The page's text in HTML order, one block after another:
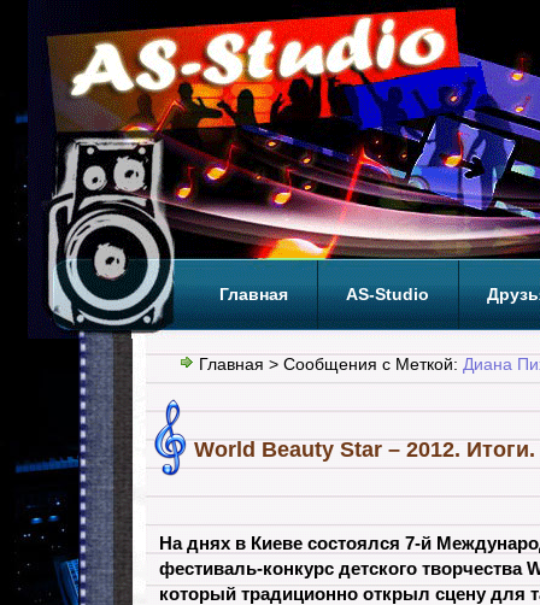
Главная AS-Studio
Теги ТОП
Главная > Сообщения с Меткой: Диана
World Beauty Star – 2012. Итоги.
На днях в Киеве состоялся 7-й
фестиваль-конкурс детского творчества
который традиционно открыл сцену для